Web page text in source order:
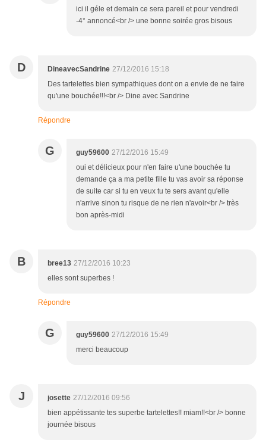
ici il géle et demain ce sera pareil et pour vendredi
-4° annoncé<br /> une bonne soirée gros bisous
D DineavecSandrine 27/12/2016 15:18
Des tartelettes bien sympathiques dont on a envie de ne faire
qu'une bouchée!!!<br /> Dine avec Sandrine
Répondre
G guy59600 27/12/2016 15:49
oui et délicieux pour n'en faire u'une bouchée tu
demande ça a ma petite fille tu vas avoir sa réponse
de suite car si tu en veux tu te sers avant qu'elle
n'arrive sinon tu risque de ne rien n'avoir<br /> très
bon après-midi
B bree13 27/12/2016 10:23
elles sont superbes !
Répondre
G guy59600 27/12/2016 15:49
merci beaucoup
J josette 27/12/2016 09:56
bien appétissante tes superbe tartelettes!! miam!!<br /> bonne
journée bisous